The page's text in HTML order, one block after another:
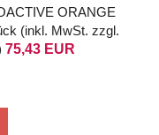
ORANGE
(inkl. MwSt. zzgl.
75,43 EUR